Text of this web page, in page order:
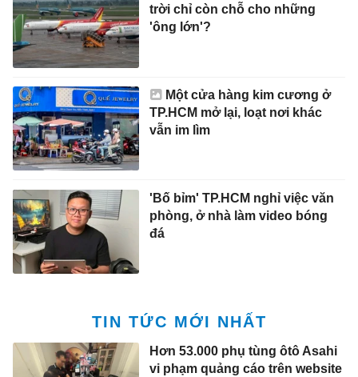
trời chỉ còn chỗ cho những
'ông lớn'?
Một cửa hàng kim cương ở
TP.HCM mở lại, loạt nơi khác
vẫn im lìm
'Bố bỉm' TP.HCM nghỉ việc văn
phòng, ở nhà làm video bóng
đá
TIN TỨC MỚI NHẤT
Hơn 53.000 phụ tùng ôtô Asahi
vi phạm quảng cáo trên website